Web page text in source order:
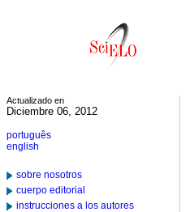
Actualizado en
Diciembre 06, 2012
português
english
sobre nosotros
cuerpo editorial
instrucciones a los autores